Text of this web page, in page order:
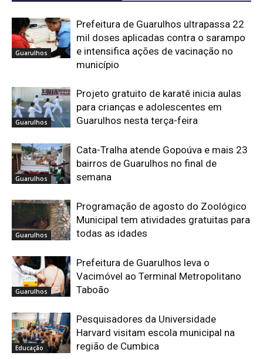
Guarulhos
Prefeitura de Guarulhos ultrapassa 22
mil doses aplicadas contra o sarampo
e intensifica ações de vacinação no
município
Guarulhos
Projeto gratuito de karatê inicia aulas
para crianças e adolescentes em
Guarulhos nesta terça-feira
Guarulhos
Cata-Tralha atende Gopoúva e mais 23
bairros de Guarulhos no final de
semana
Guarulhos
Programação de agosto do Zoológico
Municipal tem atividades gratuitas para
todas as idades
Guarulhos
Prefeitura de Guarulhos leva o
Vacimóvel ao Terminal Metropolitano
Taboão
Educação
Pesquisadores da Universidade
Harvard visitam escola municipal na
região de Cumbica